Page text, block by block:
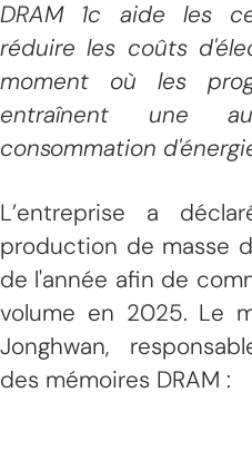
DRAM 1c aide les
réduire les coûts
moment où les
entraînent une
consommation
L’entreprise a
production de masse
de l'année afin de
volume en 2025. Le
Jonghwan,
des mémoires DRAM :